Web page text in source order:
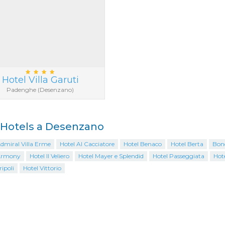
Hotel Villa Garuti
Padenghe (Desenzano)
a Desenzano
Villa Erme Hotel Al Cacciatore Hotel Benaco Hotel Berta
Hotel Il Veliero Hotel Mayer e Splendid Hotel Passeggiata
Hotel Vittorio